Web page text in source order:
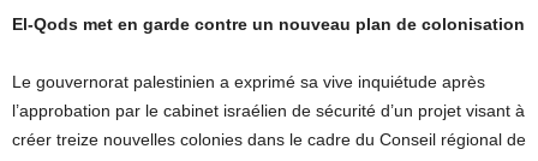
El-Qods met en garde contre un nouveau plan de colonisation
Le gouvernorat palestinien a exprimé sa vive inquiétude après
l’approbation par le cabinet israélien de sécurité d’un projet visant à
créer treize nouvelles colonies dans le cadre du Conseil régional de